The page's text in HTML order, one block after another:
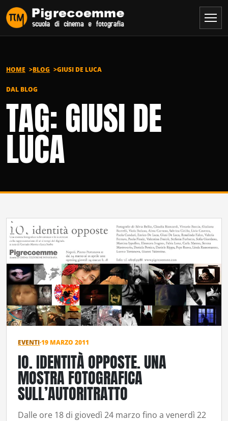
Vai al contenuto
HOME BLOG GIUSI DE LUCA
DAL BLOG
TAG: GIUSI DE
LUCA
EVENTI·19 MARZO 2011
IO. IDENTITÀ OPPOSTE. UNA
MOSTRA FOTOGRAFICA
SULL’AUTORITRATTO
Dalle ore 18 di giovedì 24 marzo fino a venerdì 22